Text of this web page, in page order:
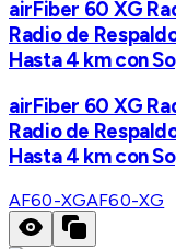
airFiber 60 XG
Radio de
Hasta 4 km con
airFiber 60 XG
Radio de
Hasta 4 km con
AF60-XGAF60-XG